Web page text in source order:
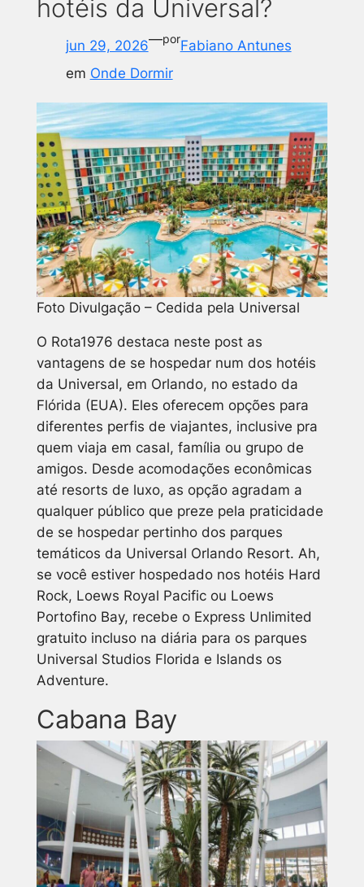
hotéis da Universal?
jun 29, 2026—porFabiano Antunes
em Onde Dormir
Foto Divulgação – Cedida pela Universal
O Rota1976 destaca neste post as
vantagens de se hospedar num dos hotéis
da Universal, em Orlando, no estado da
Flórida (EUA). Eles oferecem opções para
diferentes perfis de viajantes, inclusive pra
quem viaja em casal, família ou grupo de
amigos. Desde acomodações econômicas
até resorts de luxo, as opção agradam a
qualquer público que preze pela praticidade
de se hospedar pertinho dos parques
temáticos da Universal Orlando Resort. Ah,
se você estiver hospedado nos hotéis Hard
Rock, Loews Royal Pacific ou Loews
Portofino Bay, recebe o Express Unlimited
gratuito incluso na diária para os parques
Universal Studios Florida e Islands os
Adventure.
Cabana Bay